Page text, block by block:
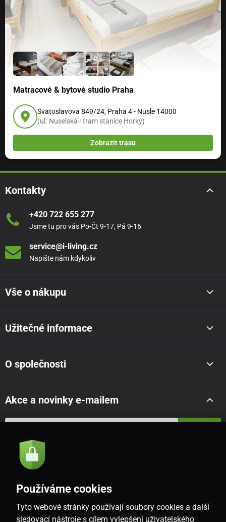
Matracové & bytové studio Praha
Svatoslavova 849/24, Praha 4 - Nusle 14000
(ul. Nuselská - tram stanice Horky)
Zobrazit trasu
Kontakty
+420 722 655 277
Jsme tu pro vás Po-Čt 9-17, Pá 9-16
service@i-living.cz
Napište nám kdykoliv
Vše o nákupu
Užitečné informace
O společnosti
Akce a novinky e-mailem
Souhlasím se
CZ
Používáme cookies
Tyto webové stránky používají soubory cookies a další
sledovací nástroje s cílem vylepšení uživatelského